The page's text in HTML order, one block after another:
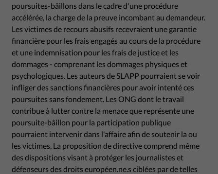
poursuites-bâillons dans le cadre d'une procédure
accélérée, la charge de la preuve incombant au demandeur.
Les victimes de recours abusifs recevraient une garantie
financière pour les frais engagés au cours de la procédure
et une indemnisation pour les frais de justice et les
dommages - comprenant les dommages physiques et
psychologiques. Les auteurs de SLAPP pourraient se voir
infliger des sanctions financières pour avoir intenté ces
poursuites sans fondement. Les ONG dont le travail
contribue à lutter contre la menace que représente une
poursuite-bâillon pour la participation publique
pourraient intervenir dans l'affaire afin de soutenir la ou
les victimes. La proposition de directive comprend même
des dispositions visant à protéger les journalistes et
défenseurs des droits européen.ne.s ciblées par de telles